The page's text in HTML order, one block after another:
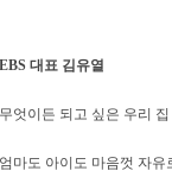
EBS 대표 김유열
무엇이든 되고 싶은 우리
엄마도 아이도 마음껏 자